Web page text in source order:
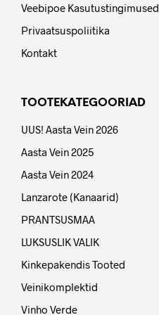
Veebipoe Kasutustingimused
Privaatsuspoliitika
Kontakt
TOOTEKATEGOORIAD
UUS! Aasta Vein 2026
Aasta Vein 2025
Aasta Vein 2024
Lanzarote (Kanaarid)
PRANTSUSMAA
LUKSUSLIK VALIK
Kinkepakendis Tooted
Veinikomplektid
Vinho Verde